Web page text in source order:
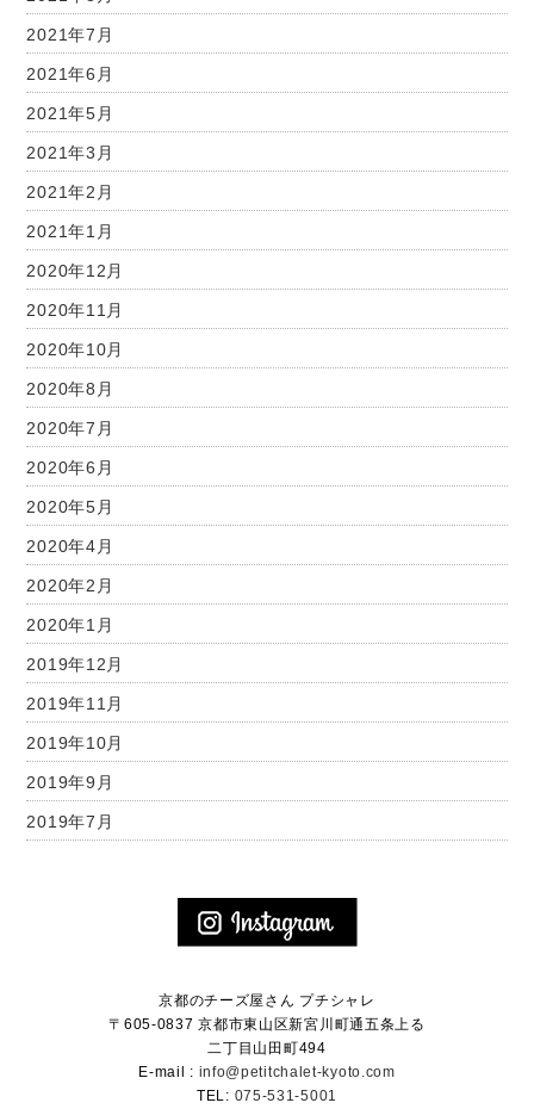
2021年7月
2021年6月
2021年5月
2021年3月
2021年2月
2021年1月
2020年12月
2020年11月
2020年10月
2020年8月
2020年7月
2020年6月
2020年5月
2020年4月
2020年2月
2020年1月
2019年12月
2019年11月
2019年10月
2019年9月
2019年7月
京都のチーズ屋さん プチシャレ
〒605-0837 京都市東山区新宮川町通五条上る
二丁目山田町494
E-mail : info@petitchalet-kyoto.com
TEL: 075-531-5001